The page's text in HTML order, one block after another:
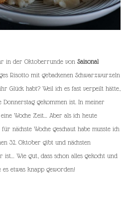
in der Oktoberrunde von Saisonal
Risotto mit gebackenen Schwarzwurzeln
Glück habt? Weil ich es fast verpeilt hätte,
Donnerstag gekommen ist. In meiner
Woche Zeit… Aber als ich heute
nächste Woche geschaut habe musste ich
32. Oktober gibt und nächsten
ist… Wie gut, dass schon alles gekocht und
etwas knapp geworden!